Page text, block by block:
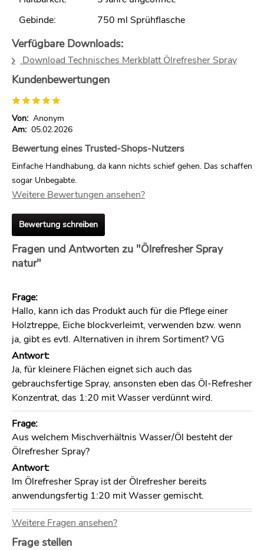
Gebinde:
750 ml Sprühflasche
Verfügbare Downloads:
Download Technisches Merkblatt Ölrefresher Spray
Kundenbewertungen
Von: Anonym
Am: 05.02.2026
Bewertung eines Trusted-Shops-Nutzers
Einfache Handhabung, da kann nichts schief gehen. Das schaffen
sogar Unbegabte.
Weitere Bewertungen ansehen?
Bewertung schreiben
Fragen und Antworten zu "Ölrefresher Spray
natur"
Frage:
Hallo, kann ich das Produkt auch für die Pflege einer
Holztreppe, Eiche blockverleimt, verwenden bzw. wenn
ja, gibt es evtl. Alternativen in ihrem Sortiment? VG
Antwort:
Ja, für kleinere Flächen eignet sich auch das
gebrauchsfertige Spray, ansonsten eben das Öl-Refresher
Konzentrat, das 1:20 mit Wasser verdünnt wird.
Frage:
Aus welchem Mischverhältnis Wasser/Öl besteht der
Ölrefresher Spray?
Antwort:
Im Ölrefresher Spray ist der Ölrefresher bereits
anwendungsfertig 1:20 mit Wasser gemischt.
Weitere Fragen ansehen?
Frage stellen